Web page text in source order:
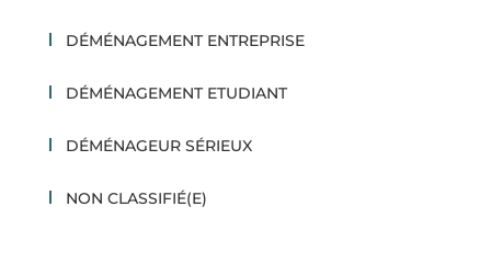
DÉMÉNAGEMENT ENTREPRISE
DÉMÉNAGEMENT ETUDIANT
DÉMÉNAGEUR SÉRIEUX
NON CLASSIFIÉ(E)